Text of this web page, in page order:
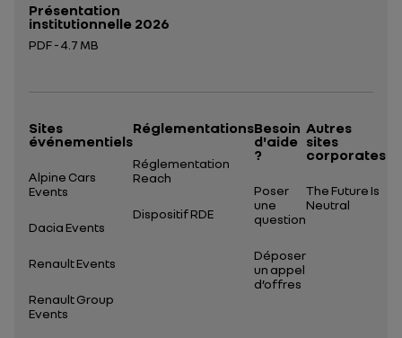
Présentation
institutionnelle 2026
PDF - 4.7 MB
Sites
événementiels
Alpine Cars
Events
Dacia Events
Renault Events
Renault Group
Events
Réglementations
Réglementation
Reach
Dispositif RDE
Besoin
d'aide
?
Poser
une
question
Déposer
un appel
d’offres
Autres
sites
corporates
The Future Is
Neutral